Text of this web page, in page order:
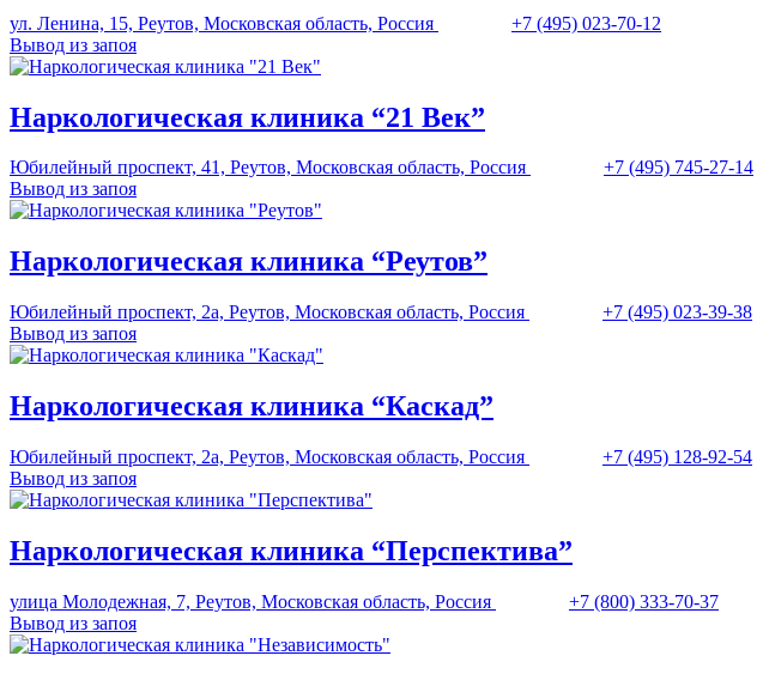
ул. Ленина, 15, Реутов, Московская область, Россия
+7 (495) 023-70-12
Вывод из запоя
Наркологическая клиника “21 Век”
Юбилейный проспект, 41, Реутов, Московская область, Россия
+7 (495) 745-27-14
Вывод из запоя
Наркологическая клиника “Реутов”
Юбилейный проспект, 2а, Реутов, Московская область, Россия
+7 (495) 023-39-38
Вывод из запоя
Наркологическая клиника “Каскад”
Юбилейный проспект, 2а, Реутов, Московская область, Россия
+7 (495) 128-92-54
Вывод из запоя
Наркологическая клиника “Перспектива”
улица Молодежная, 7, Реутов, Московская область, Россия
+7 (800) 333-70-37
Вывод из запоя